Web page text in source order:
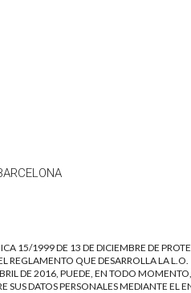
15/1999 DE 13 DE DICIEMBRE DE
REGLAMENTO QUE DESARROLLA LA
DE 2016, PUEDE, EN TODO
SUS DATOS PERSONALES MEDIANTE EL